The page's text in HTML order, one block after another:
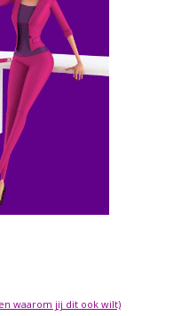
waarom jij dit ook wilt)